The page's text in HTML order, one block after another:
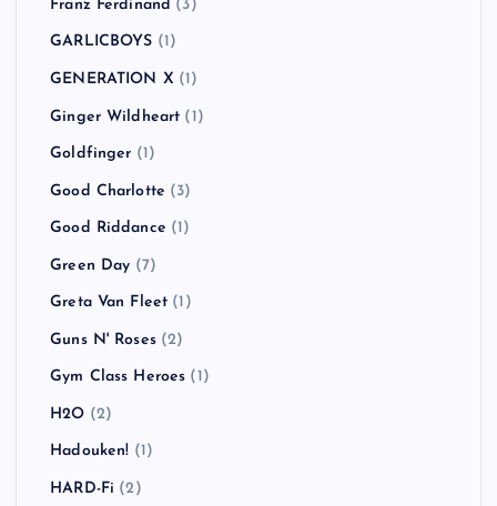
Franz Ferdinand (3)
GARLICBOYS (1)
GENERATION X (1)
Ginger Wildheart (1)
Goldfinger (1)
Good Charlotte (3)
Good Riddance (1)
Green Day (7)
Greta Van Fleet (1)
Guns N' Roses(2)
Gym Class Heroes (1)
H2O (2)
Hadouken! (1)
HARD-Fi (2)